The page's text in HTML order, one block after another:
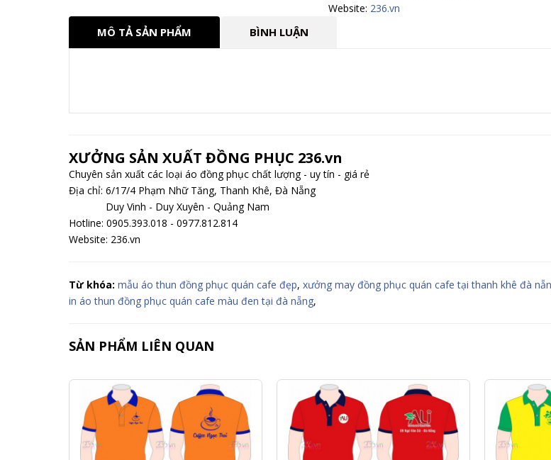
Website: 236.vn
MÔ TẢ SẢN PHẨM BÌNH LUẬN
XƯỞNG SẢN XUẤT ĐỒNG PHỤC 236.vn
Chuyên sản xuất các loại áo đồng phục chất lượng - uy tín - giá rẻ
Địa chỉ: 6/17/4 Phạm Nhữ Tăng, Thanh Khê, Đà Nẵng
Duy Vinh - Duy Xuyên - Quảng Nam
Hotline: 0905.393.018 - 0977.812.814
Website: 236.vn
Từ khóa: mẫu áo thun đồng phục quán cafe đẹp, xưởng may đồng phục quán cafe tại thanh khê đà
in áo thun đồng phục quán cafe màu đen tại đà nẵng,
SẢN PHẨM LIÊN QUAN